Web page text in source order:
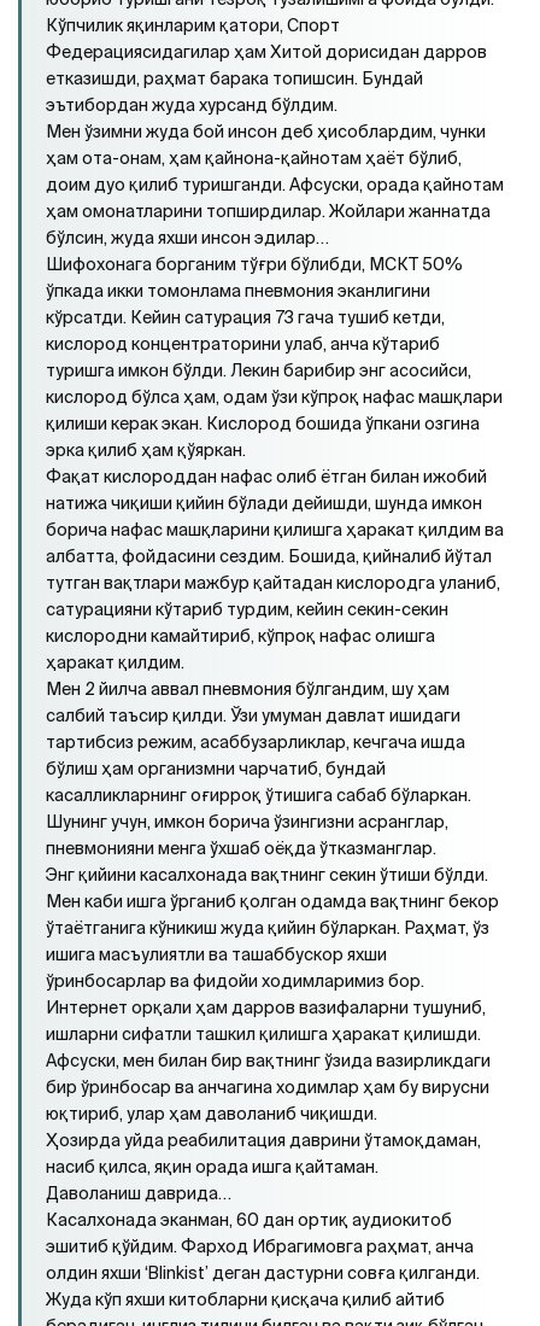
Кўпчилик яқинларим қатори, Спорт
Федерациясидагилар ҳам Хитой дорисидан дарров
етказишди, раҳмат барака топишсин. Бундай
эътибордан жуда хурсанд бўлдим.
Мен ўзимни жуда бой инсон деб ҳисоблардим, чунки
ҳам ота-онам, ҳам қайнона-қайнотам ҳаёт бўлиб,
доим дуо қилиб туришганди. Афсуски, орада қайнотам
ҳам омонатларини топширдилар. Жойлари жаннатда
бўлсин, жуда яхши инсон эдилар…
Шифохонага борганим тўғри бўлибди, МСКТ 50%
ўпкада икки томонлама пневмония эканлигини
кўрсатди. Кейин сатурация 73 гача тушиб кетди,
кислород концентраторини улаб, анча кўтариб
туришга имкон бўлди. Лекин барибир энг асосийси,
кислород бўлса ҳам, одам ўзи кўпроқ нафас машқлари
қилиши керак экан. Кислород бошида ўпкани озгина
эрка қилиб ҳам қўяркан.
Фақат кислороддан нафас олиб ётган билан ижобий
натижа чиқиши қийин бўлади дейишди, шунда имкон
борича нафас машқларини қилишга ҳаракат қилдим ва
албатта, фойдасини сездим. Бошида, қийналиб йўтал
тутган вақтлари мажбур қайтадан кислородга уланиб,
сатурацияни кўтариб турдим, кейин секин-секин
кислородни камайтириб, кўпроқ нафас олишга
ҳаракат қилдим.
Мен 2 йилча аввал пневмония бўлгандим, шу ҳам
салбий таъсир қилди. Ўзи умуман давлат ишидаги
тартибсиз режим, асаббузарликлар, кечгача ишда
бўлиш ҳам организмни чарчатиб, бундай
касалликларнинг оғирроқ ўтишига сабаб бўларкан.
Шунинг учун, имкон борича ўзингизни асранглар,
пневмонияни менга ўхшаб оёқда ўтказманглар.
Энг қийини касалхонада вақтнинг секин ўтиши бўлди.
Мен каби ишга ўрганиб қолган одамда вақтнинг бекор
ўтаётганига кўникиш жуда қийин бўларкан. Раҳмат, ўз
ишига масъулиятли ва ташаббускор яхши
ўринбосарлар ва фидойи ходимларимиз бор.
Интернет орқали ҳам дарров вазифаларни тушуниб,
ишларни сифатли ташкил қилишга ҳаракат қилишди.
Афсуски, мен билан бир вақтнинг ўзида вазирликдаги
бир ўринбосар ва анчагина ходимлар ҳам бу вирусни
юқтириб, улар ҳам даволаниб чиқишди.
Ҳозирда уйда реабилитация даврини ўтамоқдаман,
насиб қилса, яқин орада ишга қайтаман.
Даволаниш даврида…
Касалхонада эканман, 60 дан ортиқ аудиокитоб
эшитиб қўйдим. Фарход Ибрагимовга раҳмат, анча
олдин яхши ‘Blinkist’ деган дастурни совға қилганди.
Жуда кўп яхши китобларни қисқача қилиб айтиб